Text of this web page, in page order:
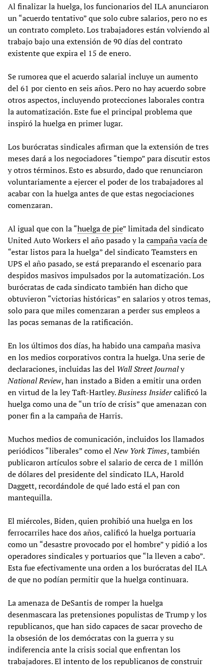
Al finalizar la huelga, los funcionarios del ILA anunciaron
un “acuerdo tentativo” que solo cubre salarios, pero no es
un contrato completo. Los trabajadores están volviendo al
trabajo bajo una extensión de 90 días del contrato
existente que expira el 15 de enero.
Se rumorea que el acuerdo salarial incluye un aumento
del 61 por ciento en seis años. Pero no hay acuerdo sobre
otros aspectos, incluyendo protecciones laborales contra
la automatización. Este fue el principal problema que
inspiró la huelga en primer lugar.
Los burócratas sindicales afirman que la extensión de tres
meses dará a los negociadores “tiempo” para discutir estos
y otros términos. Esto es absurdo, dado que renunciaron
voluntariamente a ejercer el poder de los trabajadores al
acabar con la huelga antes de que estas negociaciones
comenzaran.
Al igual que con la “huelga de pie” limitada del sindicato
United Auto Workers el año pasado y lacampaña vacía de
“estar listos para la huelga” del sindicato Teamsters en
UPS el año pasado, se está preparando el escenario para
despidos masivos impulsados por la automatización. Los
burócratas de cada sindicato también han dicho que
obtuvieron “victorias históricas” en salarios y otros temas,
solo para que miles comenzaran a perder sus empleos a
las pocas semanas de la ratificación.
En los últimos dos días, ha habido una campaña masiva
en los medios corporativos contra la huelga. Una serie de
declaraciones, incluidas las del Wall Street Journaly
National Review, han instado a Biden a emitir una orden
en virtud de la ley Taft-Hartley.Business Insidercalificó la
huelga como una de “un trío de crisis” que amenazan con
poner fin a la campaña de Harris.
Muchos medios de comunicación, incluidos los llamados
periódicos “liberales” como elNew York Times, también
publicaron artículos sobre el salario de cerca de 1 millón
de dólares del presidente del sindicato ILA, Harold
Daggett, recordándole de qué lado está el pan con
mantequilla.
El miércoles, Biden, quien prohibió una huelga en los
ferrocarriles hace dos años, calificó la huelga portuaria
como un “desastre provocado por el hombre” y pidió a los
operadores sindicales y portuarios que “la lleven a cabo”.
Esta fue efectivamente una orden a los burócratas del ILA
de que no podían permitir que la huelga continuara.
La amenaza de DeSantis de romper la huelga
desenmascara las pretensiones populistas de Trump y los
republicanos, que han sido capaces de sacar provecho de
la obsesión de los demócratas con la guerra y su
indiferencia ante la crisis social que enfrentan los
trabajadores. El intento de los republicanos de construir